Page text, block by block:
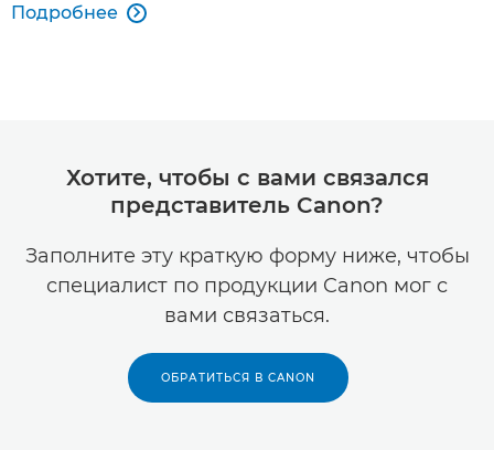
Подробнее 
Хотите, чтобы с вами связался
представитель Canon?
Заполните эту краткую форму ниже, чтобы
специалист по продукции Canon мог с
вами связаться.
ОБРАТИТЬСЯ В CANON